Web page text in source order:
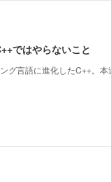
ではやらないこと
グ言語に進化したC++。